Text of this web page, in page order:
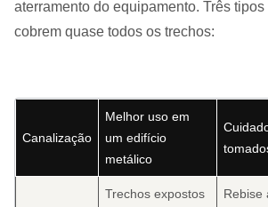
aterramento do equipamento. Três
cobrem quase todos os trechos:
Canalização
Melhor uso em
um edifício
metálico
Trechos expostos
Rebise